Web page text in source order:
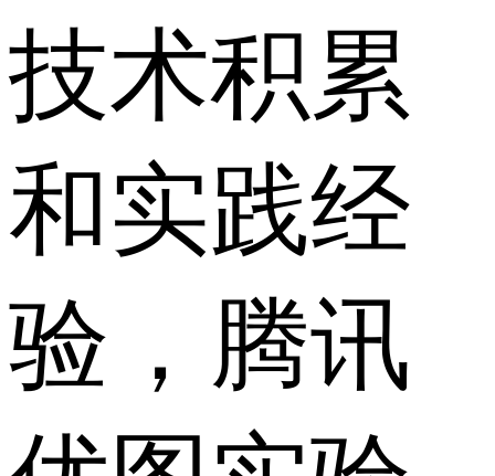
技术积累
和实践经
验，腾讯